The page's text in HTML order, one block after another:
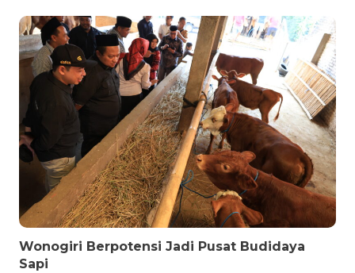
Wonogiri Berpotensi Jadi Pusat Budidaya
Sapi